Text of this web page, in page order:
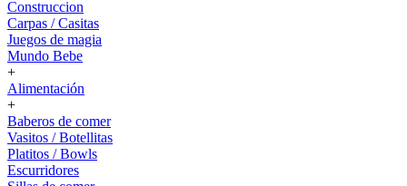
Construccion
Carpas / Casitas
Juegos de magia
Mundo Bebe
+
Alimentación
+
Baberos de comer
Vasitos / Botellitas
Platitos / Bowls
Escurridores